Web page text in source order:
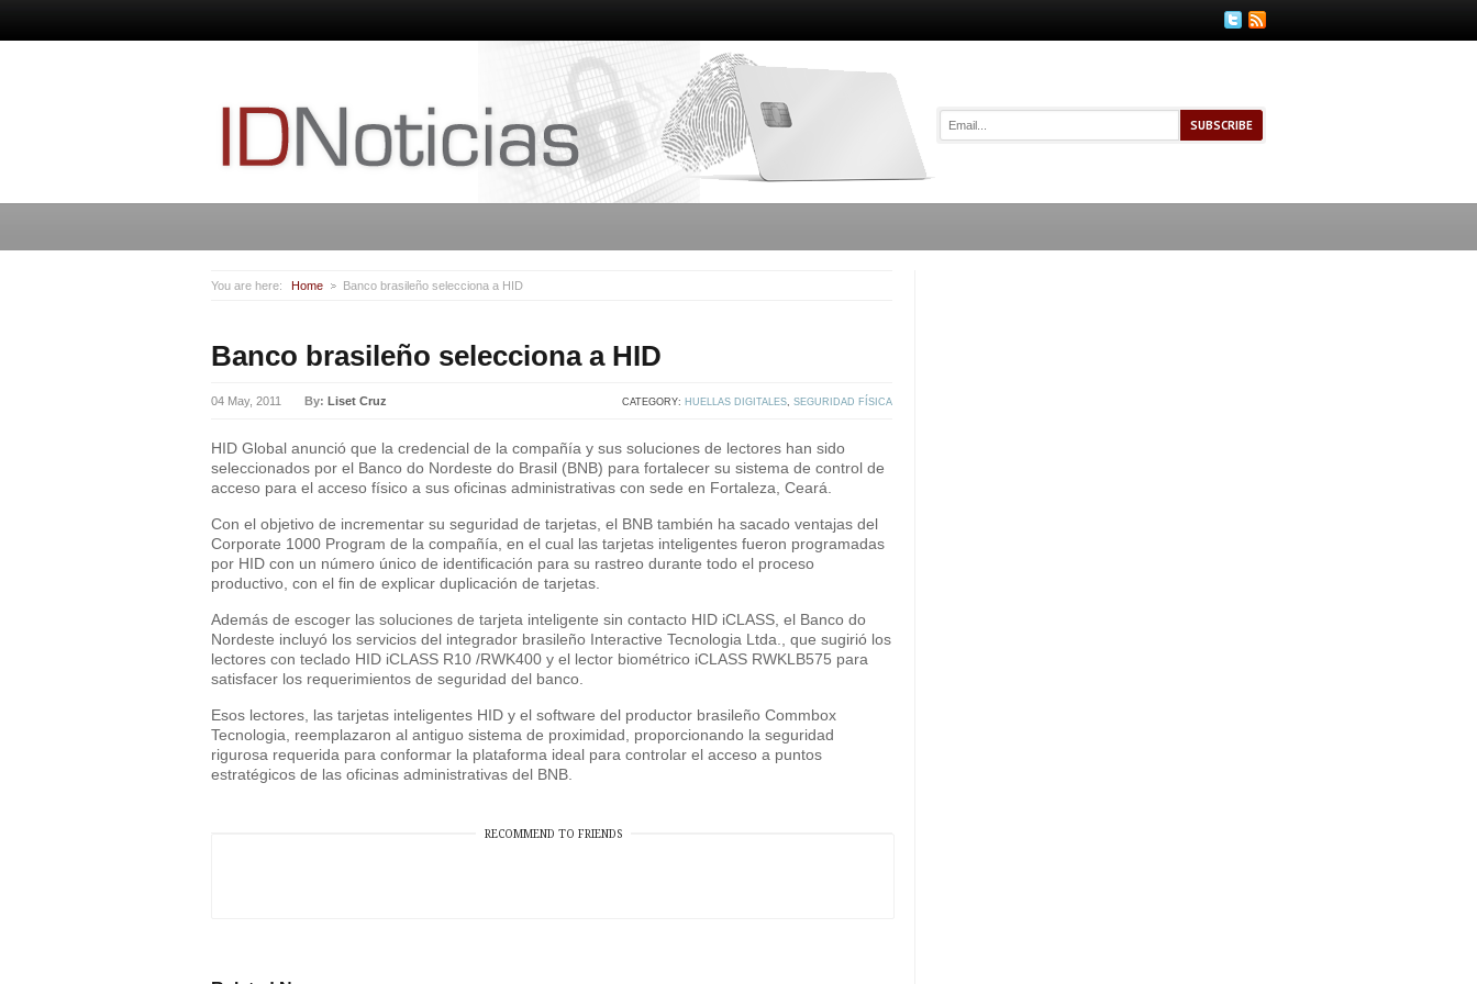
You are here: Home Banco brasileño selecciona a HID
Banco brasileño selecciona a HID
04 May, 2011 By: Liset Cruz CATEGORY: HUELLAS DIGITALES, SEGURIDAD FÍSICA
HID Global anunció que la credencial de la compañía y sus soluciones de lectores han sido
seleccionados por el Banco do Nordeste do Brasil (BNB) para fortalecer su sistema de control de
acceso para el acceso físico a sus oficinas administrativas con sede en Fortaleza, Ceará.
Con el objetivo de incrementar su seguridad de tarjetas, el BNB también ha sacado ventajas del
Corporate 1000 Program de la compañía, en el cual las tarjetas inteligentes fueron programadas
por HID con un número único de identificación para su rastreo durante todo el proceso
productivo, con el fin de explicar duplicación de tarjetas.
Además de escoger las soluciones de tarjeta inteligente sin contacto HID iCLASS, el Banco do
Nordeste incluyó los servicios del integrador brasileño Interactive Tecnologia Ltda., que sugirió los
lectores con teclado HID iCLASS R10 /RWK400 y el lector biométrico iCLASS RWKLB575 para
satisfacer los requerimientos de seguridad del banco.
Esos lectores, las tarjetas inteligentes HID y el software del productor brasileño Commbox
Tecnologia, reemplazaron al antiguo sistema de proximidad, proporcionando la seguridad
rigurosa requerida para conformar la plataforma ideal para controlar el acceso a puntos
estratégicos de las oficinas administrativas del BNB.
RECOMMEND TO FRIENDS